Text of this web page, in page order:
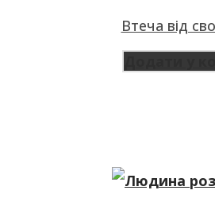
Втеча від